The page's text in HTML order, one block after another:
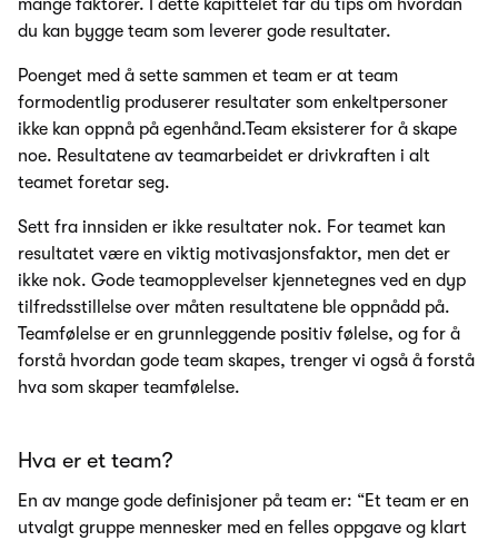
mange faktorer. I dette kapittelet får du tips om hvordan
du kan bygge team som leverer gode resultater.
Poenget med å sette sammen et team er at team
formodentlig produserer resultater som enkeltpersoner
ikke kan oppnå på egenhånd.Team eksisterer for å skape
noe. Resultatene av teamarbeidet er drivkraften i alt
teamet foretar seg.
Sett fra innsiden er ikke resultater nok. For teamet kan
resultatet være en viktig motivasjonsfaktor, men det er
ikke nok. Gode teamopplevelser kjennetegnes ved en dyp
tilfredsstillelse over måten resultatene ble oppnådd på.
Teamfølelse er en grunnleggende positiv følelse, og for å
forstå hvordan gode team skapes, trenger vi også å forstå
hva som skaper teamfølelse.
Hva er et team?
En av mange gode definisjoner på team er: “Et team er en
utvalgt gruppe mennesker med en felles oppgave og klart